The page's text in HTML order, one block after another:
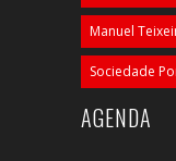
Manuel
Sociedade
AGENDA